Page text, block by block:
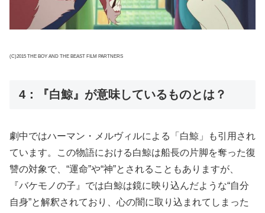
(C)2015 THE BOY AND THE BEAST FILM PARTNERS
4：『白鯨』が意味しているものとは？
劇中ではハーマン・メルヴィルによる「白鯨」も引用され
ています。この物語における白鯨は船長の片脚を奪った復
讐の対象で、“運命”や“神”とされることもありますが、
『バケモノの子』では白鯨は鏡に映り込んだような“自分
自身”と解釈されており、心の闇に取り込まれてしまった